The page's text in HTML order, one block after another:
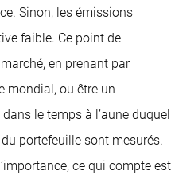
Sinon, les émissions
faible. Ce point de
en prenant par
mondial, ou être un
le temps à l’aune duquel
portefeuille sont mesurés.
ce qui compte est